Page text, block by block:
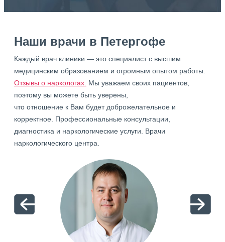
Наши врачи в Петергофе
Каждый врач клиники — это специалист с высшим
медицинским образованием и огромным опытом работы.
Отзывы о наркологах. Мы уважаем своих пациентов,
поэтому вы можете быть уверены,
что отношение к Вам будет доброжелательное и
корректное. Профессиональные консультации,
диагностика и наркологические услуги. Врачи
наркологического центра.